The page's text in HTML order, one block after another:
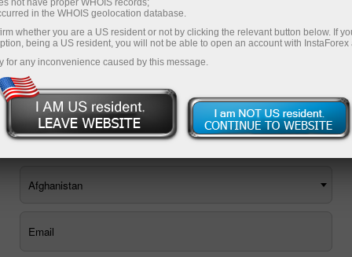
Usted puede utilizar el formulario de correo electrónico, o
solicitar una devolución de llamada.
Afghanistan
not have proper WHOIS records;
in the WHOIS geolocation database.
whether you are a US resident or not by clicking the relevant button below. If
being a US resident, you will not be able to open an account with InstaForex
for any inconvenience caused by this message.